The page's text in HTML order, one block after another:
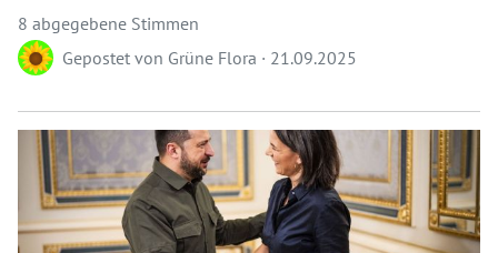
8 abgegebene Stimmen
Gepostet von Grüne Flora · 21.09.2025